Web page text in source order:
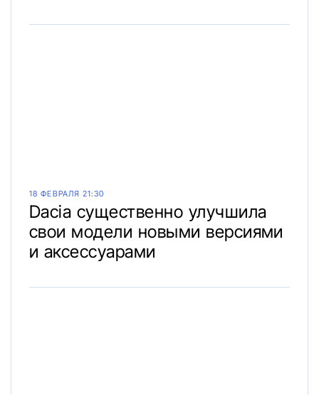
18 ФЕВРАЛЯ 21:30
Dacia существенно улучшила
свои модели новыми версиями
и аксессуарами